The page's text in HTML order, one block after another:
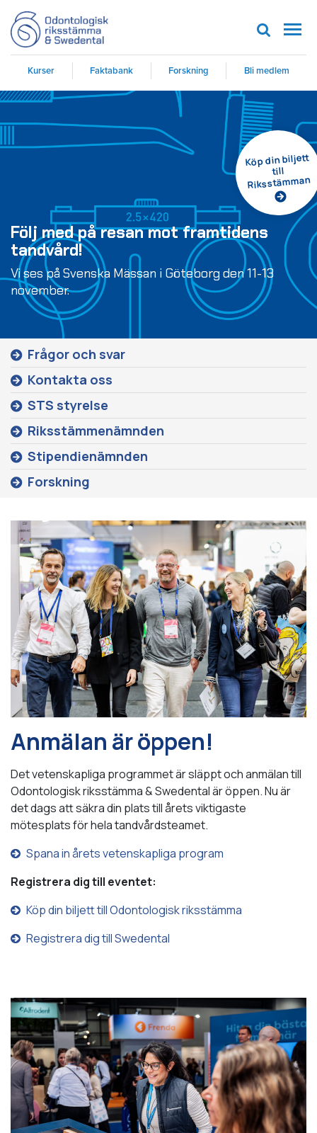
Kurser Faktabank Forskning Bli medlem
Följ med på resan mot framtidens
tandvård!
Vi ses på Svenska Mässan i Göteborg den 11-13
november.
Köp din biljett
till
Riksstämman
Frågor och svar
Kontakta oss
STS styrelse
Riksstämmenämnden
Stipendienämnden
Forskning
Anmälan är öppen!
Det vetenskapliga programmet är släppt och anmälan till
Odontologisk riksstämma & Swedental är öppen. Nu är
det dags att säkra din plats till årets viktigaste
mötesplats för hela tandvårdsteamet.
Spana in årets vetenskapliga program
Registrera dig till eventet:
Köp din biljett till Odontologisk riksstämma
Registrera dig till Swedental